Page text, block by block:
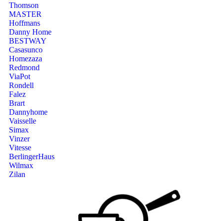
Thomson
MASTER
Hoffmans
Danny Home
BESTWAY
Casasunco
Homezaza
Redmond
ViaPot
Rondell
Falez
Brart
Dannyhome
Vaisselle
Simax
Vinzer
Vitesse
BerlingerHaus
Wilmax
Zilan